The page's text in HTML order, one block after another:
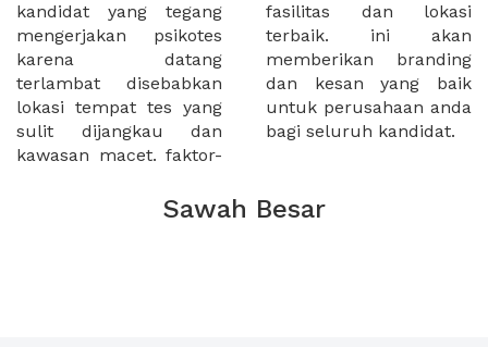
kandidat yang tegang
mengerjakan psikotes
karena datang
terlambat disebabkan
lokasi tempat tes yang
sulit dijangkau dan
kawasan macet. faktor-
fasilitas dan lokasi
terbaik. ini akan
memberikan branding
dan kesan yang baik
untuk perusahaan anda
bagi seluruh kandidat.
Sawah Besar